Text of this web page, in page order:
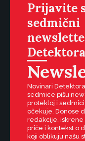
Prijavite
sedmični
Detektora
Novinari
sedmice pišu
protekloj i sedmici
očekuje. Donose
redakcije,
priče i kontekst o
koji oblikuju našu